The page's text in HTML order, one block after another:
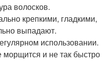
волосков.
крепкими, гладкими,
выпадают.
использовании.
морщится и не так быстро